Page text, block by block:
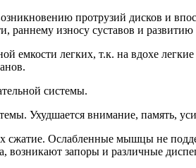
протрузий дисков и
раннему износу суставов и развитию
легких, т.к. на вдохе
системы.
Ухудшается внимание, память,
Ослабленные мышцы не
возникают запоры и различные